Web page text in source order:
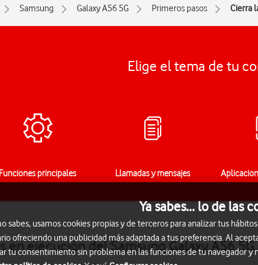
Samsung Galaxy A56 5G Primeros pasos Cierra
Elige el tema de tu
Funciones principales Llamadas y mensajes
en ejecución del Samsung Galaxy A56
Ya sabes... lo de las
sabes, usamos cookies propias y de terceros para analizar tus
ofreciendo una publicidad más adaptada a tus preferencia. Al
tu consentimiento sin problema en las funciones de tu navegador y